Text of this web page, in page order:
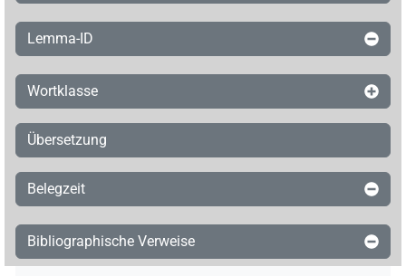
Lemma-ID
Wortklasse
Übersetzung
Belegzeit
Bibliographische Verweise